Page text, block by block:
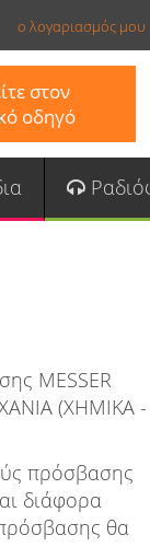
ο λογαριασμός μου
στον
οδηγό
MESSER
(ΧΗΜΙΚΑ -
πρόσβασης
διάφορα
πρόσβασης θα